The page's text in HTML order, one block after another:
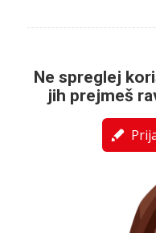
Ne spreglej
jih prejmeš